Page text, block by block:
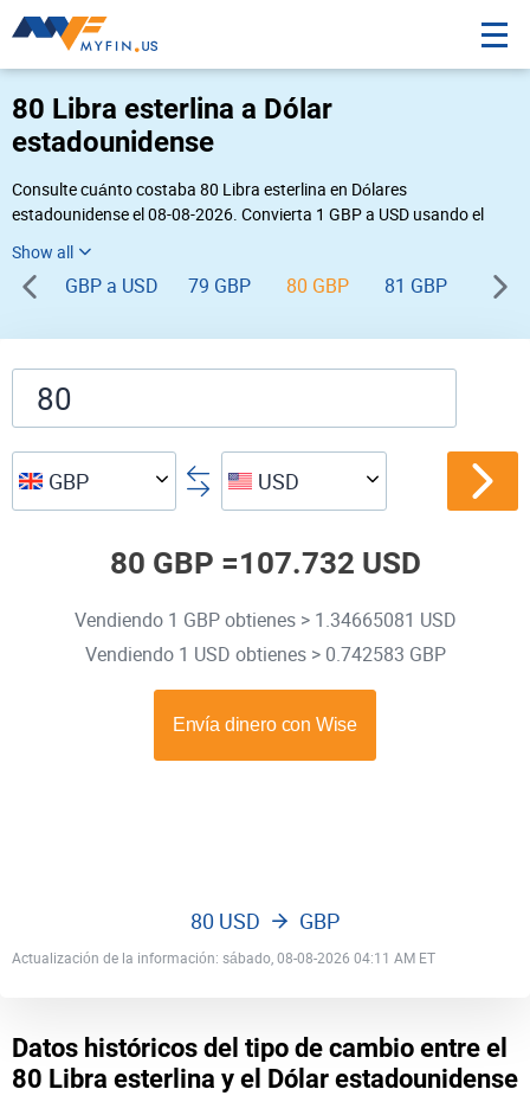
80 Libra esterlina a Dólar
estadounidense
Consulte cuánto costaba 80 Libra esterlina en Dólares
estadounidense el 08-08-2026. Convierta 1 GBP a USD usando el
inversa, vaya a «
GBP a USD 79 GBP 80 GBP 81 GBP 82
GBP USD
80 GBP =107.732 USD
Vendiendo 1 GBP obtienes > 1.34665081 USD
Vendiendo 1 USD obtienes > 0.742583 GBP
Actualización de la información: sábado, 08-08-2026 04:11 AM ET
80 USD GBP
Datos históricos del tipo de cambio entre el
80 Libra esterlina y el Dólar estadounidense